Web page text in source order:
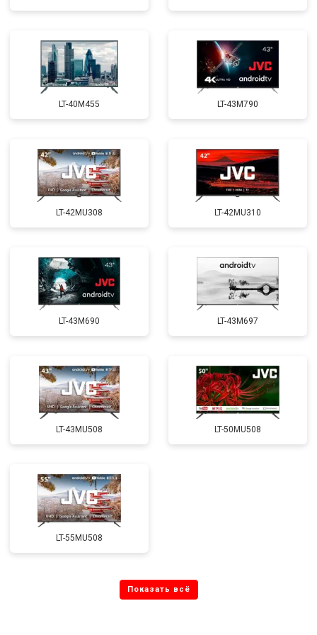
LT-40M455 LT-43M790
LT-42MU308 LT-42MU310
LT-43M690 LT-43M697
LT-43MU508 LT-50MU508
LT-55MU508